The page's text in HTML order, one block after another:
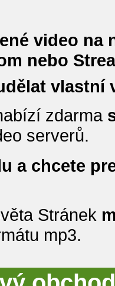
video na
nebo
vlastní
zdarma
serverů.
a chcete
Stránek
mp3.